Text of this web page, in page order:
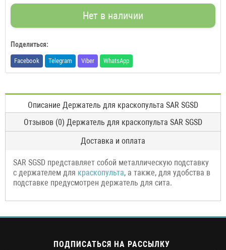
Нет в наличии
Поделиться:
Facebook Telegram Viber WhatsApp
Описание Держатель для краскопульта SAR SGSD
Отзывов (0) Держатель для краскопульта SAR SGSD
Доставка и оплата
SAR SGSD представляет собой металлическую подставку
с держателем для краскопульта, а также, для удобства в
подставке предусмотрен держатель для сита.
ПОДПИСАТЬСЯ НА РАССЫЛКУ